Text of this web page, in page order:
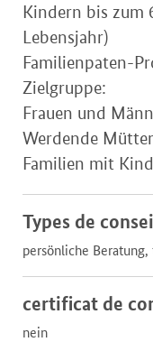
Kindern bis zum
Lebensjahr)
Familienpaten-
Zielgruppe:
Frauen und
Werdende
Familien mit
Types de
persönliche
certificat de
nein